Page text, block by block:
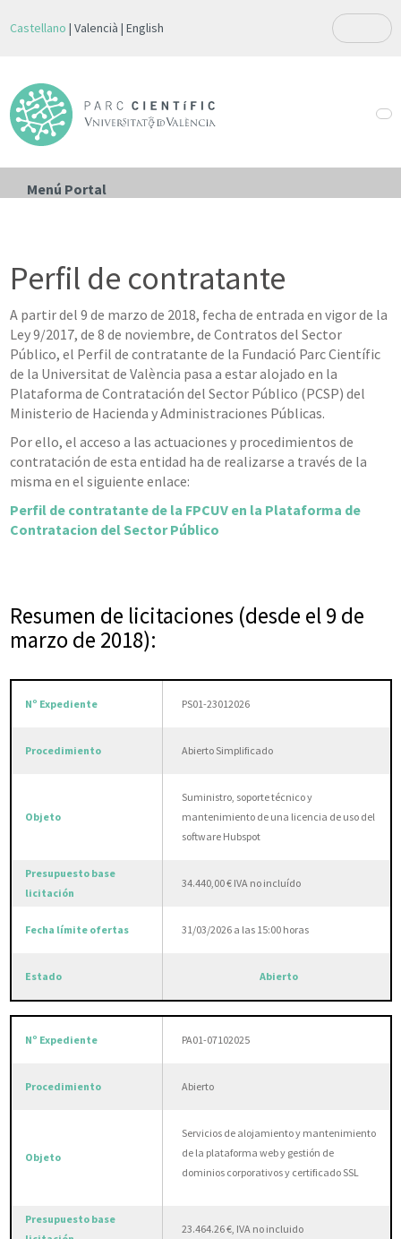
Castellano Valencià English
Menú Portal
Perfil de contratante
A partir del 9 de marzo de 2018, fecha de entrada en vigor de la
Ley 9/2017, de 8 de noviembre, de Contratos del Sector
Público, el Perfil de contratante de la Fundació Parc Científic
de la Universitat de València pasa a estar alojado en la
Plataforma de Contratación del Sector Público (PCSP) del
Ministerio de Hacienda y Administraciones Públicas.
Por ello, el acceso a las actuaciones y procedimientos de
contratación de esta entidad ha de realizarse a través de la
misma en el siguiente enlace:
Perfil de contratante de la FPCUV en la Plataforma de
Contratacion del Sector Público
Resumen de licitaciones (desde el 9 de
marzo de 2018):
PS01-23012026
Abierto Simplificado
Suministro, soporte técnico y
mantenimiento de una licencia de uso del
software Hubspot
34.440,00 € IVA no incluído
31/03/2026 a las 15:00 horas
Abierto
PA01-07102025
Abierto
Servicios de alojamiento y mantenimiento
de la plataforma web y gestión de
dominios corporativos y certificado SSL
23.464.26 €, IVA no incluido